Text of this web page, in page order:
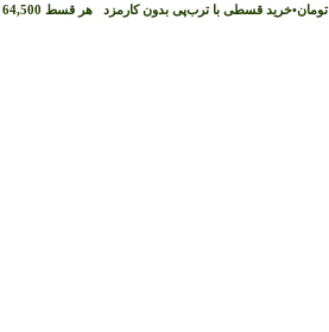
تومان•خرید قسطی با ترب‌پی بدون کارمزد هر قسط 64,500